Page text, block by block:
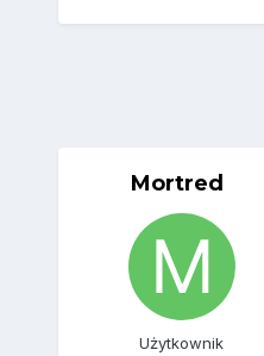
Mortred
Użytkownik